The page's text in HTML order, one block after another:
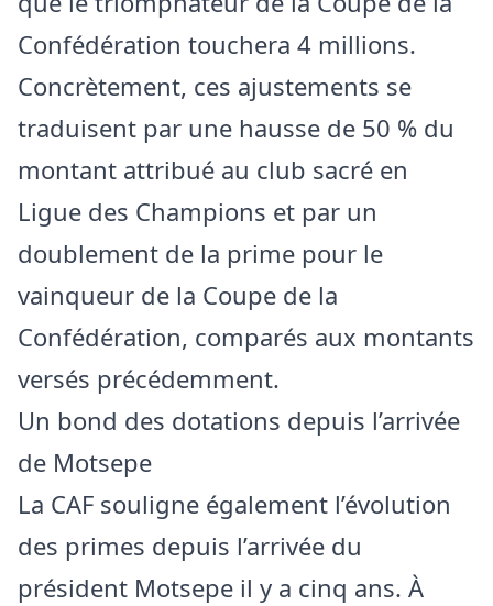
Confédération touchera 4 millions.
Concrètement, ces ajustements se
traduisent par une hausse de 50 % du
montant attribué au club sacré en
Ligue des Champions et par un
doublement de la prime pour le
vainqueur de la Coupe de la
Confédération, comparés aux montants
versés précédemment.
Un bond des dotations depuis l’arrivée
de Motsepe
La CAF souligne également l’évolution
des primes depuis l’arrivée du
président Motsepe il y a cinq ans. À